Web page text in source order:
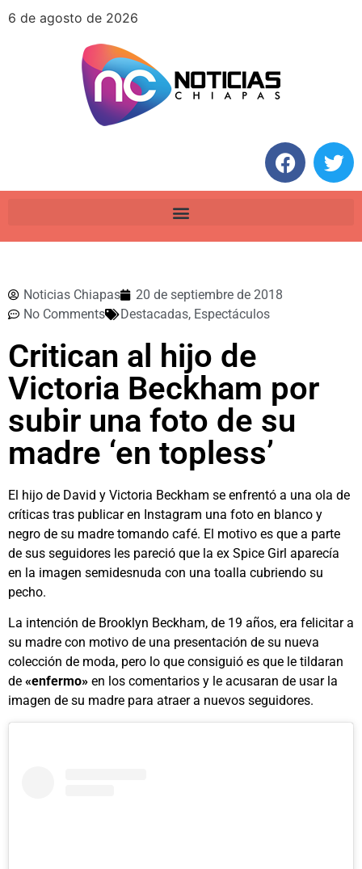
6 de agosto de 2026
Noticias Chiapas
20 de septiembre de 2018
No Comments
Destacadas, Espectáculos
Critican al hijo de
Victoria Beckham por
subir una foto de su
madre ‘en topless’
El hijo de David y Victoria Beckham se enfrentó a una ola de
críticas tras publicar en Instagram una foto en blanco y
negro de su madre tomando café. El motivo es que a parte
de sus seguidores les pareció que la ex Spice Girl aparecía
en la imagen semidesnuda con una toalla cubriendo su
pecho.
La intención de Brooklyn Beckham, de 19 años, era felicitar a
su madre con motivo de una presentación de su nueva
colección de moda, pero lo que consiguió es que le tildaran
de «enfermo» en los comentarios y le acusaran de usar la
imagen de su madre para atraer a nuevos seguidores.